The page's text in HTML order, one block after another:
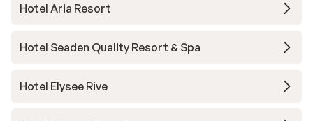
Hotel Aria Resort
Hotel Seaden Quality Resort & Spa
Hotel Elysee Rive